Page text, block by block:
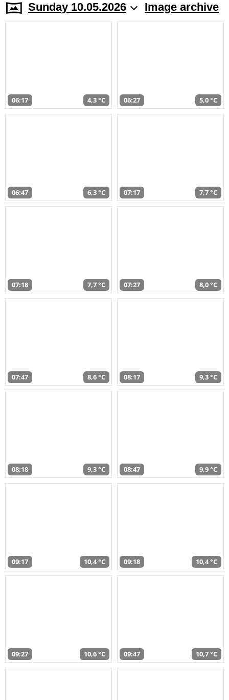
Sunday 10.05.2026 Image archive
06:17 4,3 °C 06:27 5,0 °C
06:47 6,3 °C 07:17 7,7 °C
07:18 7,7 °C 07:27 8,0 °C
07:47 8,6 °C 08:17 9,3 °C
08:18 9,3 °C 08:47 9,9 °C
09:17 10,4 °C 09:18 10,4 °C
09:27 10,6 °C 09:47 10,7 °C